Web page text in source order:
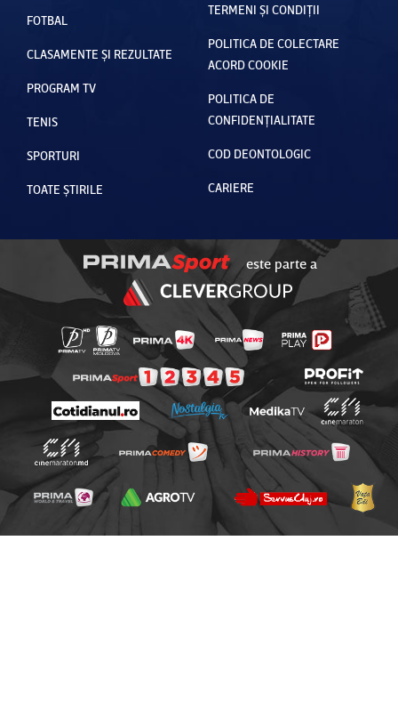
FOTBAL
CLASAMENTE ȘI REZULTATE
PROGRAM TV
TENIS
SPORTURI
TOATE ȘTIRILE
TERMENI ȘI CONDIȚII
POLITICA DE COLECTARE
ACORD COOKIE
POLITICA DE
CONFIDENȚIALITATE
COD DEONTOLOGIC
CARIERE
este parte a